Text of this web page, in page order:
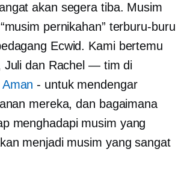
akan segera tiba. Musim
pernikahan” terburu-buru
Ecwid. Kami bertemu
Juli dan Rachel — tim di
- untuk mendengar
mereka, dan bagaimana
menghadapi musim yang
menjadi musim yang sangat